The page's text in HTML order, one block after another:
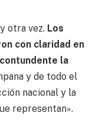
otra vez. Los
con claridad en
la
y de todo el
nacional y la
representan».